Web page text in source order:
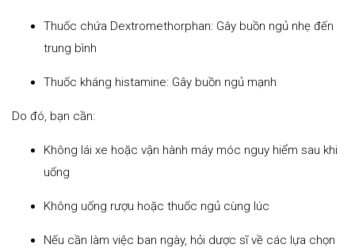
Thuốc chứa Dextromethorphan: Gây buồn ngủ nhẹ đến
trung bình
Thuốc kháng histamine: Gây buồn ngủ mạnh
Do đó, bạn cần:
Không lái xe hoặc vận hành máy móc nguy hiểm sau khi
uống
Không uống rượu hoặc thuốc ngủ cùng lúc
Nếu cần làm việc ban ngày, hỏi dược sĩ về các lựa chọn